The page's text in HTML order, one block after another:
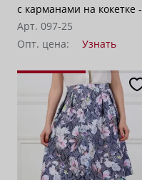
с карманами на кокетке -
«Георгины»
Арт. 097-25
Опт. цена:
Узнать